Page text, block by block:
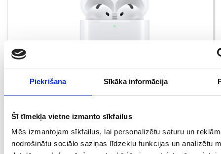
Piekrišana Sīkāka informācija
Šī tīmekļa vietne izmanto sīkfailus
Mēs izmantojam sīkfailus, lai personalizētu saturu un
nodrošinātu sociālo saziņas līdzekļu funkcijas un analizētu
Apple AirPods 4 (7810-8361)
€ 80.00
ДОБАВИТЬ В КОРЗИНУ